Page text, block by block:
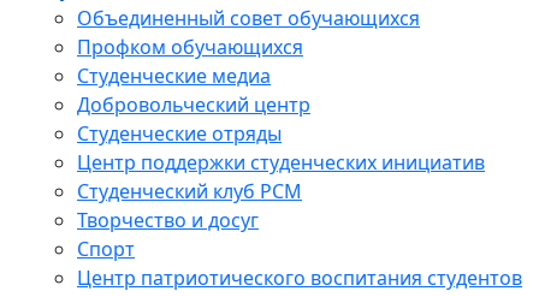
Объединенный совет обучающихся
Профком обучающихся
Студенческие медиа
Добровольческий центр
Студенческие отряды
Центр поддержки студенческих инициатив
Студенческий клуб РСМ
Творчество и досуг
Спорт
Центр патриотического воспитания студентов